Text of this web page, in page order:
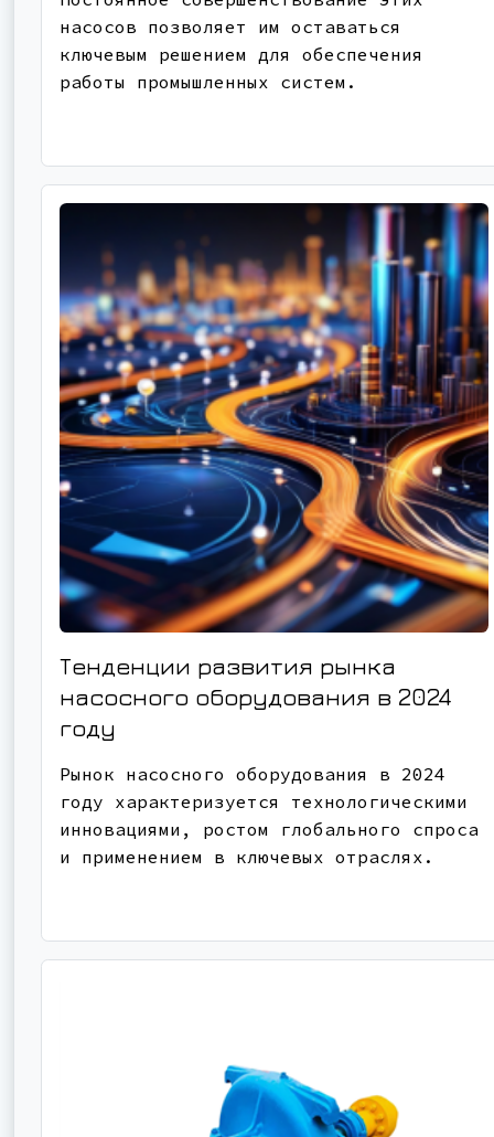
насосов позволяет им оставаться
ключевым решением для обеспечения
работы промышленных систем.
Тенденции развития рынка
насосного оборудования в 2024
году
Рынок насосного оборудования в 2024
году характеризуется технологическими
инновациями, ростом глобального спроса
и применением в ключевых отраслях.